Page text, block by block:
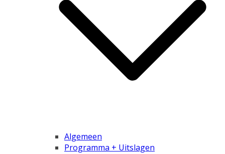
Algemeen
Programma + Uitslagen